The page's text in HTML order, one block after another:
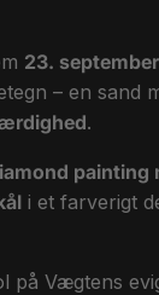
23.
– en sand
.
painting
i et farverigt
på Vægtens